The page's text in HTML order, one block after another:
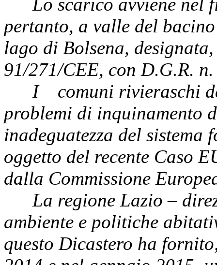
pertanto, a valle del
lago di Bolsena,
91/271/CEE, con D.G.R.
I comuni rivieraschi
problemi di inquinamento
inadeguatezza del
oggetto del recente Caso
dalla Commissione
La regione Lazio –
ambiente e politiche
questo Dicastero ha